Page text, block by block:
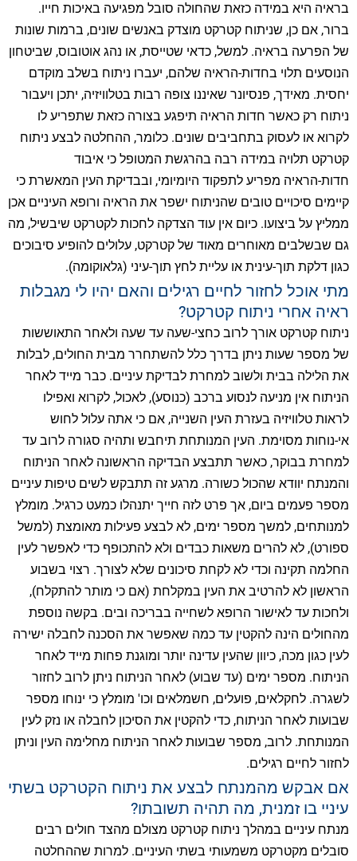
בראיה היא במידה כזאת שהחולה סובל מפגיעה באיכות חייו.
ברור, אם כן, שניתוח קטרקט מוצדק באנשים שונים, ברמות שונות
של הפרעה בראיה. למשל, כדאי שטייסת, או נהג אוטובוס, שביטחון
הנוסעים תלוי בחדות-הראיה שלהם, יעברו ניתוח בשלב מוקדם
יחסית. מאידך, פנסיונר שאיננו צופה רבות בטלוויזיה, יתכן ויעבור
ניתוח רק כאשר חדות הראיה תיפגע בצורה כזאת שתפריע לו
לקרוא או לעסוק בתחביבים שונים. כלומר, ההחלטה לבצע ניתוח
קטרקט תלויה במידה רבה בהרגשת המטופל כי איבוד
חדות-הראיה מפריע לתפקוד היומיומי, ובבדיקת העין המאשרת כי
קיימים סיכויים טובים שהניתוח ישפר את הראיה ורופא העיניים אכן
ממליץ על ביצועו. כיום אין עוד הצדקה לחכות לקטרקט שיבשיל, מה
גם שבשלבים מאוחרים מאוד של קטרקט, עלולים להופיע סיבוכים
כגון דלקת תוך-עינית או עליית לחץ תוך-עיני (גלאוקומה).
מתי אוכל לחזור לחיים רגילים והאם יהיו לי מגבלות
ראיה אחרי ניתוח קטרקט?
ניתוח קטרקט אורך לרוב כחצי-שעה עד שעה ולאחר התאוששות
של מספר שעות ניתן בדרך כלל להשתחרר מבית החולים, לבלות
את הלילה בבית ולשוב למחרת לבדיקת עיניים. כבר מייד לאחר
הניתוח אין מניעה לנסוע ברכב (כנוסע), לאכול, לקרוא ואפילו
לראות טלוויזיה בעזרת העין השנייה, אם כי אתה עלול לחוש
אי-נוחות מסוימת. העין המנותחת תיחבש ותהיה סגורה לרוב עד
למחרת בבוקר, כאשר תתבצע הבדיקה הראשונה לאחר הניתוח
והמנתח יוודא שהכול כשורה. מרגע זה תתבקש לשים טיפות עיניים
מספר פעמים ביום, אך פרט לזה חייך יתנהלו כמעט כרגיל. מומלץ
למנותחים, למשך מספר ימים, לא לבצע פעילות מאומצת (למשל
ספורט), לא להרים משאות כבדים ולא להתכופף כדי לאפשר לעין
החלמה תקינה וכדי לא לקחת סיכונים שלא לצורך. רצוי בשבוע
הראשון לא להרטיב את העין במקלחת (אם כי מותר להתקלח),
ולחכות עד לאישור הרופא לשחייה בבריכה ובים. בקשה נוספת
מהחולים הינה להקטין עד כמה שאפשר את הסכנה לחבלה ישירה
לעין כגון מכה, כיוון שהעין עדינה יותר ומוגנת פחות מייד לאחר
הניתוח. מספר ימים (עד שבוע) לאחר הניתוח ניתן לרוב לחזור
לשגרה. לחקלאים, פועלים, חשמלאים וכו' מומלץ כי ינוחו מספר
שבועות לאחר הניתוח, כדי להקטין את הסיכון לחבלה או נזק לעין
המנותחת. לרוב, מספר שבועות לאחר הניתוח מחלימה העין וניתן
לחזור לחיים רגילים.
אם אבקש מהמנתח לבצע את ניתוח הקטרקט בשתי
עיניי בו זמנית, מה תהיה תשובתו?
מנתח עיניים במהלך ניתוח קטרקט מצולם מהצד חולים רבים
סובלים מקטרקט משמעותי בשתי העיניים. למרות שההחלטה